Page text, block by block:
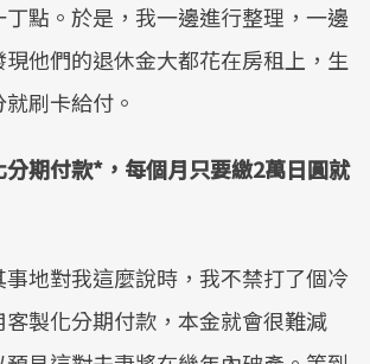
點。於是，我一邊進行整理，一邊
他們的退休金大都花在房租上，生
刷卡給付。
分期付款*，每個月只要繳2萬日圓就
地對我這麼說時，我不禁打了個冷
製化分期付款，本金就會很難減